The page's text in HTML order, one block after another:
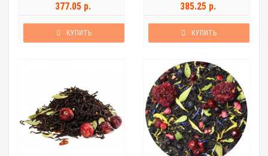
377.05 р.
КУПИТЬ
385.25 р.
КУПИТЬ